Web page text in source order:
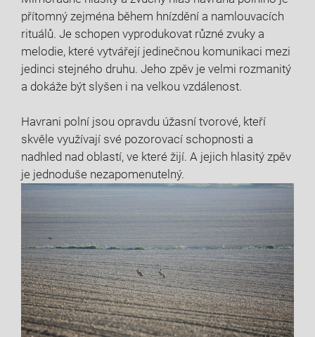
přítomný zejména během hnízdění a namlouvacích
rituálů. Je schopen vyprodukovat různé zvuky a
melodie, které vytvářejí jedinečnou komunikaci mezi
jedinci stejného druhu. Jeho zpěv je velmi rozmanitý
a dokáže být slyšen i na velkou vzdálenost.
Havrani polní jsou opravdu úžasní tvorové, kteří
skvěle využívají své pozorovací schopnosti a
nadhled nad oblastí, ve které žijí. A jejich hlasitý zpěv
je jednoduše nezapomenutelný.